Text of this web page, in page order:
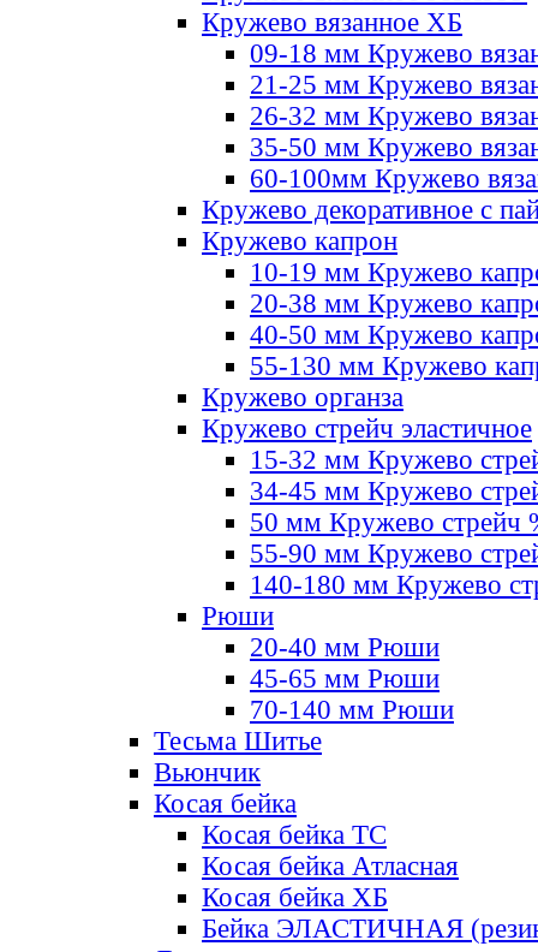
Кружево вязанное ХБ
09-18 мм Кружево
21-25 мм Кружево
26-32 мм Кружево
35-50 мм Кружево
60-100мм Кружево
Кружево декоративное с
Кружево капрон
10-19 мм Кружево
20-38 мм Кружево
40-50 мм Кружево
55-130 мм Кружево
Кружево органза
Кружево стрейч эластичное
15-32 мм Кружево
34-45 мм Кружево
50 мм Кружево стрейч
55-90 мм Кружево
140-180 мм Кружево
Рюши
20-40 мм Рюши
45-65 мм Рюши
70-140 мм Рюши
Тесьма Шитье
Вьюнчик
Косая бейка
Косая бейка ТС
Косая бейка Атласная
Косая бейка ХБ
Бейка ЭЛАСТИЧНАЯ